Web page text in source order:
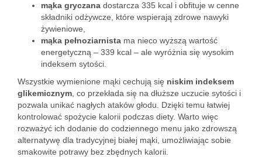
mąka gryczana dostarcza 335 kcal i obfituje w cenne
składniki odżywcze, które wspierają zdrowe nawyki
żywieniowe,
mąka pełnoziarnista ma nieco wyższą wartość
energetyczną – 339 kcal – ale wyróżnia się wysokim
indeksem sytości.
Wszystkie wymienione mąki cechują się niskim indeksem
glikemicznym , co przekłada się na dłuższe uczucie sytości i
pozwala unikać nagłych ataków głodu. Dzięki temu łatwiej
kontrolować spożycie kalorii podczas diety. Warto więc
rozważyć ich dodanie do codziennego menu jako zdrowszą
alternatywę dla tradycyjnej białej mąki, umożliwiając sobie
smakowite potrawy bez zbędnych kalorii.